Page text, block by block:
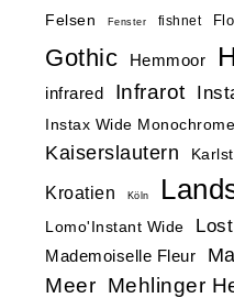
Felsen Fenster fishnet
Gothic Hemmoor
infrared Infrarot
Instax Wide Monochrome
Kaiserslautern
Kroatien Köln
Lomo'Instant Wide
Mademoiselle Fleur
Meer Mehlinger